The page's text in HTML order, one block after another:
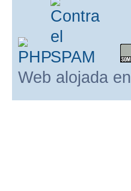
Web alojada en